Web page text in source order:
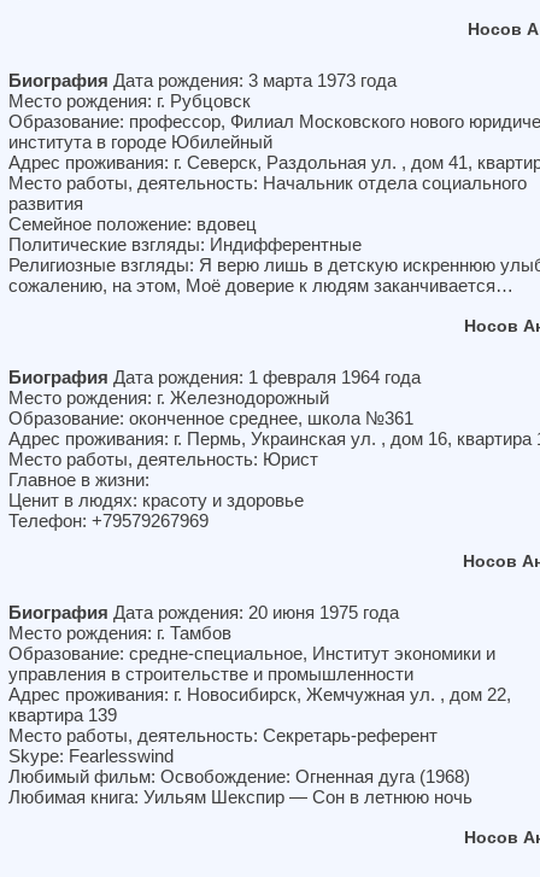
Носов
Биография Дата рождения: 3 марта 1973 года
Место рождения: г. Рубцовск
Образование: профессор, Филиал Московского нового
института в городе Юбилейный
Адрес проживания: г. Северск, Раздольная ул. , дом 41,
Место работы, деятельность: Начальник отдела социального
развития
Семейное положение: вдовец
Политические взгляды: Индифферентные
Религиозные взгляды: Я верю лишь в детскую искреннюю
сожалению, на этом, Моё доверие к людям заканчивается…
Носов
Биография Дата рождения: 1 февраля 1964 года
Место рождения: г. Железнодорожный
Образование: оконченное среднее, школа №361
Адрес проживания: г. Пермь, Украинская ул. , дом 16, квартира
Место работы, деятельность: Юрист
Главное в жизни:
Ценит в людях: красоту и здоровье
Телефон: +79579267969
Носов
Биография Дата рождения: 20 июня 1975 года
Место рождения: г. Тамбов
Образование: средне-специальное, Институт экономики и
управления в строительстве и промышленности
Адрес проживания: г. Новосибирск, Жемчужная ул. , дом 22,
квартира 139
Место работы, деятельность: Секретарь-референт
Skype: Fearlesswind
Любимый фильм: Освобождение: Огненная дуга (1968)
Любимая книга: Уильям Шекспир — Сон в летнюю ночь
Носов